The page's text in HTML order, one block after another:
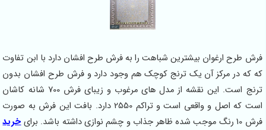
فرش طرح ارغوان بیشترین شباهت را به فرش طرح افشان دارد با ابن تفاوت
که که در مرکز آن یک ترنج کوچک هم وجود دارد و فرش طرح افشان بدون
ترنج است. این نقشه از مدل های مرغوب و زیبای فرش 700 شانه کاشان
است که اصل و واقعی است و تراکم 2550 دارد. بافت این فرش به صورت
فرش 10 رنگ موجب شده ظاهر جذاب و چشم نوازی داشته باشد. برای
خرید